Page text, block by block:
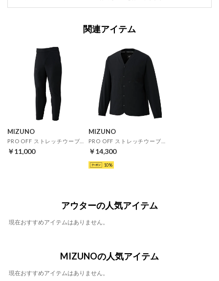
関連アイテム
MIZUNO
￥11,000
MIZUNO
￥14,300
10
アウターの人気アイテム
現在おすすめアイテムはありません。
MIZUNOの人気アイテム
現在おすすめアイテムはありません。